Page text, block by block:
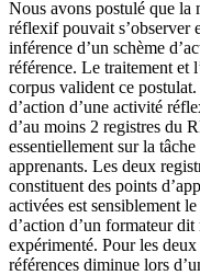
Nous avons postulé que la
réflexif pouvait s’observer
inférence d’un schème
référence. Le traitement et
corpus valident ce
d’action d’une activité
d’au moins 2 registres du
essentiellement sur la
apprenants. Les deux
constituent des points
activées est sensiblement
d’action d’un formateur
expérimenté. Pour les
références diminue lors